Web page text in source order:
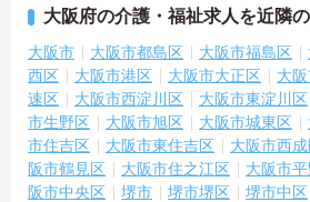
大阪府の介護・福祉求人を近隣
大阪市 大阪市都島区 大阪市福島区
西区
大阪市港区 大阪市大正区 大
速区
大阪市西淀川区 大阪市東淀川区
市生野区
大阪市旭区 大阪市城東区
市住吉区
大阪市東住吉区 大阪市西
阪市鶴見区
大阪市住之江区 大阪市
阪市中央区
堺市 堺市堺区 堺市中区